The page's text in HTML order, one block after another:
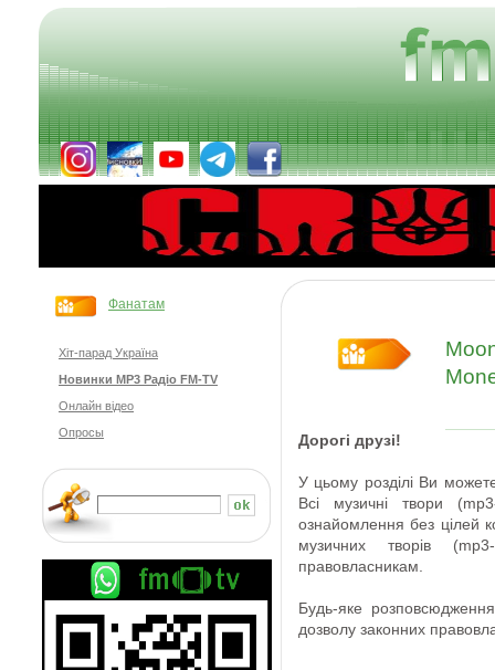
Фанатам
Хіт-парад Україна
Новинки MP3 Радіо FM-TV
Онлайн відео
Опросы
Дорогі друзі!
У цьому розділі Ви
Всі
музичні твори (mp3
ознайомлення без цілей
музичних творів
(mp3-
правовласникам
Будь-яке розповсюдження
дозволу законних